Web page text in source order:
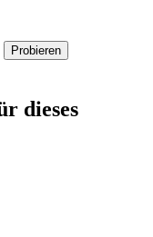
Probieren
dieses